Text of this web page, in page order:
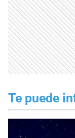
Te puede